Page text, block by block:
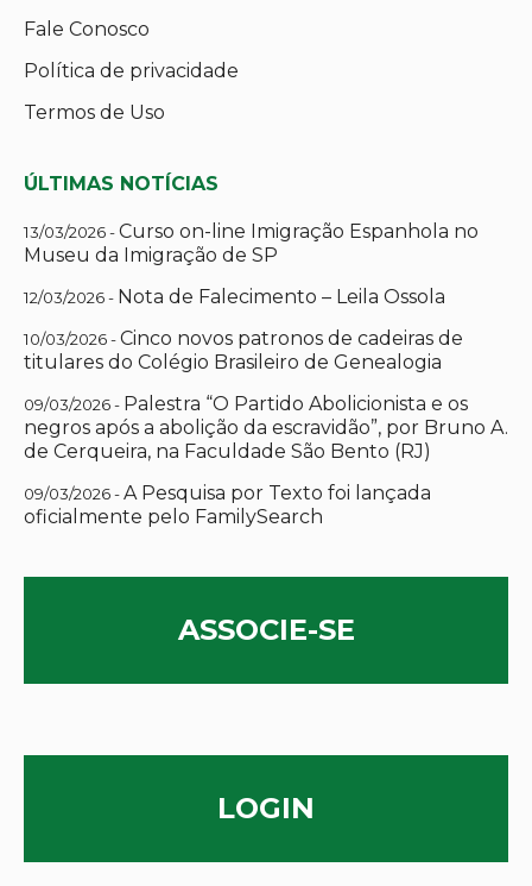
Fale Conosco
Política de privacidade
Termos de Uso
ÚLTIMAS NOTÍCIAS
13/03/2026 -Curso on-line Imigração Espanhola no
Museu da Imigração de SP
12/03/2026 - Nota de Falecimento – Leila Ossola
10/03/2026 -Cinco novos patronos de cadeiras de
titulares do Colégio Brasileiro de Genealogia
09/03/2026 - Palestra “O Partido Abolicionista e os
negros após a abolição da escravidão”, por Bruno A.
de Cerqueira, na Faculdade São Bento (RJ)
09/03/2026 -A Pesquisa por Texto foi lançada
oficialmente pelo FamilySearch
ASSOCIE-SE
LOGIN